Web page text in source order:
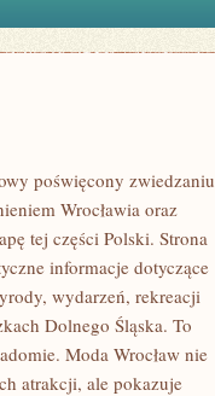
poświęcony zwiedzaniu
Wrocławia oraz
tej części Polski. Strona
informacje dotyczące
wydarzeń, rekreacji
Dolnego Śląska. To
Moda Wrocław nie
atrakcji, ale pokazuje